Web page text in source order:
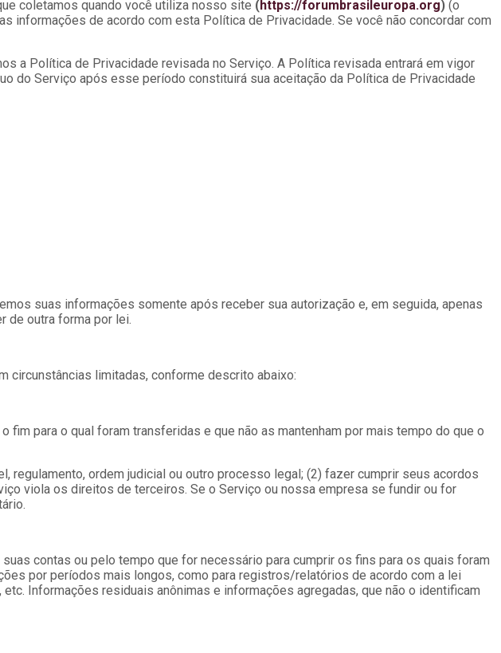
coletamos quando você utiliza nosso site (https://forumbrasileuropa.org) (o
informações de acordo com esta Política de Privacidade. Se você não concordar com
a Política de Privacidade revisada no Serviço. A Política revisada entrará em vigor
do Serviço após esse período constituirá sua aceitação da Política de Privacidade
suas informações somente após receber sua autorização e, em seguida, apenas
de outra forma por lei.
circunstâncias limitadas, conforme descrito abaixo:
para o qual foram transferidas e que não as mantenham por mais tempo do que o
ordem judicial ou outro processo legal; (2) fazer cumprir seus acordos
viola os direitos de terceiros. Se o Serviço ou nossa empresa se fundir ou for
contas ou pelo tempo que for necessário para cumprir os fins para os quais foram
por períodos mais longos, como para registros/relatórios de acordo com a lei
Informações residuais anônimas e informações agregadas, que não o identificam